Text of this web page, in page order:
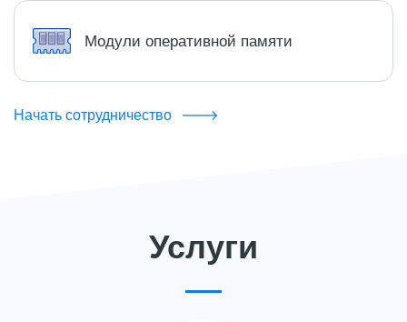
Модули оперативной памяти
Начать сотрудничество
Услуги